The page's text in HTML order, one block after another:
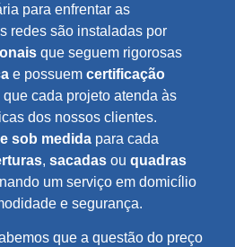
para enfrentar as
redes são instaladas por
que seguem rigorosas
e possuem certificação
cada projeto atenda às
dos nossos clientes.
sob medida para cada
, sacadas ou quadras
um serviço em domicílio
e segurança.
que a questão do preço